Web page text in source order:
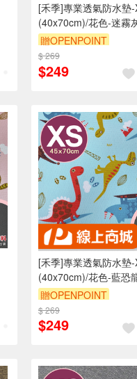
[禾季]專業透氣防水墊
(40x70cm)/花色-迷霧
贈OPENPOINT
訂單滿 2000 元折抵
（運費不算在 2000
$ 269
$249
[禾季]專業透氣防水墊-
(40x70cm)/花色-藍恐
贈OPENPOINT
訂單滿 2000 元折抵
（運費不算在 2000
$ 269
$249